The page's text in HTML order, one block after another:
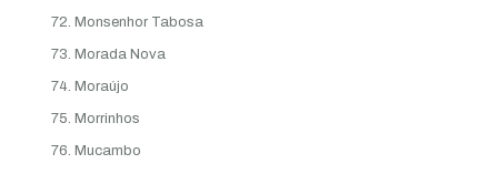
Monsenhor Tabosa
Morada Nova
Moraújo
Morrinhos
Mucambo